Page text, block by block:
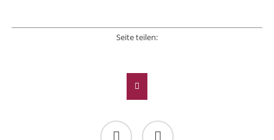
Seite teilen: